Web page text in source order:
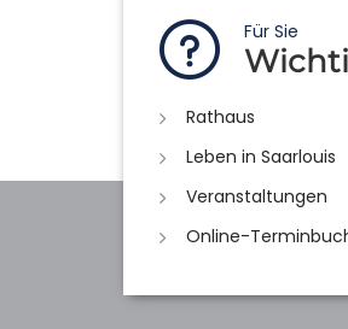
Für Sie
Rathaus
Leben in Saarlouis
Veranstaltungen
Online-